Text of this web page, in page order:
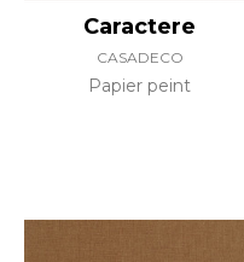
Caractere
CASADECO
Papier peint